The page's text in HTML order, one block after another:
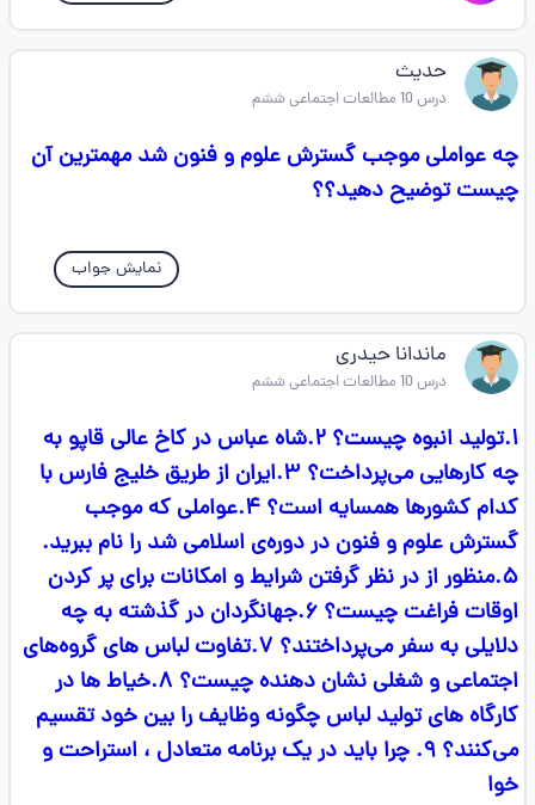
حدیث
درس 10 مطالعات اجتماعی ششم
چه عواملی موجب گسترش علوم و فنون شد مهمترین آن
چیست توضیح دهید؟؟
نمایش جواب
ماندانا حیدری
درس 10 مطالعات اجتماعی ششم
۱.تولید انبوه چیست؟ ۲.شاه عباس در کاخ عالی قاپو به
چه کارهایی می‌‌پرداخت؟ ۳.ایران از طریق خلیج فارس با
کدام کشورها همسایه است؟ ۴.عواملی که موجب
گسترش علوم و فنون در دوره‌ی اسلامی شد را نام ببرید.
۵.منظور از در نظر گرفتن شرایط و امکانات برای پر کردن
اوقات فراغت چیست؟ ۶.جهانگردان در گذشته به چه
دلایلی به سفر می‌پرداختند؟ ۷.تفاوت لباس های گروه‌های
اجتماعی و شغلی نشان دهنده چیست؟ ۸.خیاط ها در
کارگاه های تولید لباس چگونه وظایف را بین خود تقسیم
می‌کنند؟ ۹. چرا باید در یک برنامه متعادل ، استراحت و
خوا